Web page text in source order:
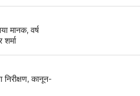
मानक, वर्ष
कानून-